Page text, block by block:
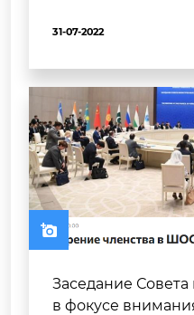
31-07-2022
Заседание
в фокусе